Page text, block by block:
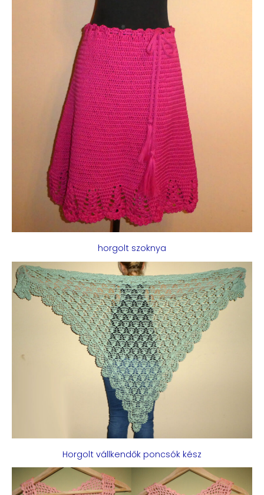
horgolt szoknya
Horgolt vállkendők poncsók kész